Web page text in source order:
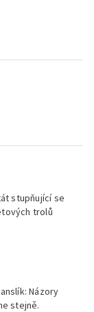
stupňující se
trolů
Názory
stejně.